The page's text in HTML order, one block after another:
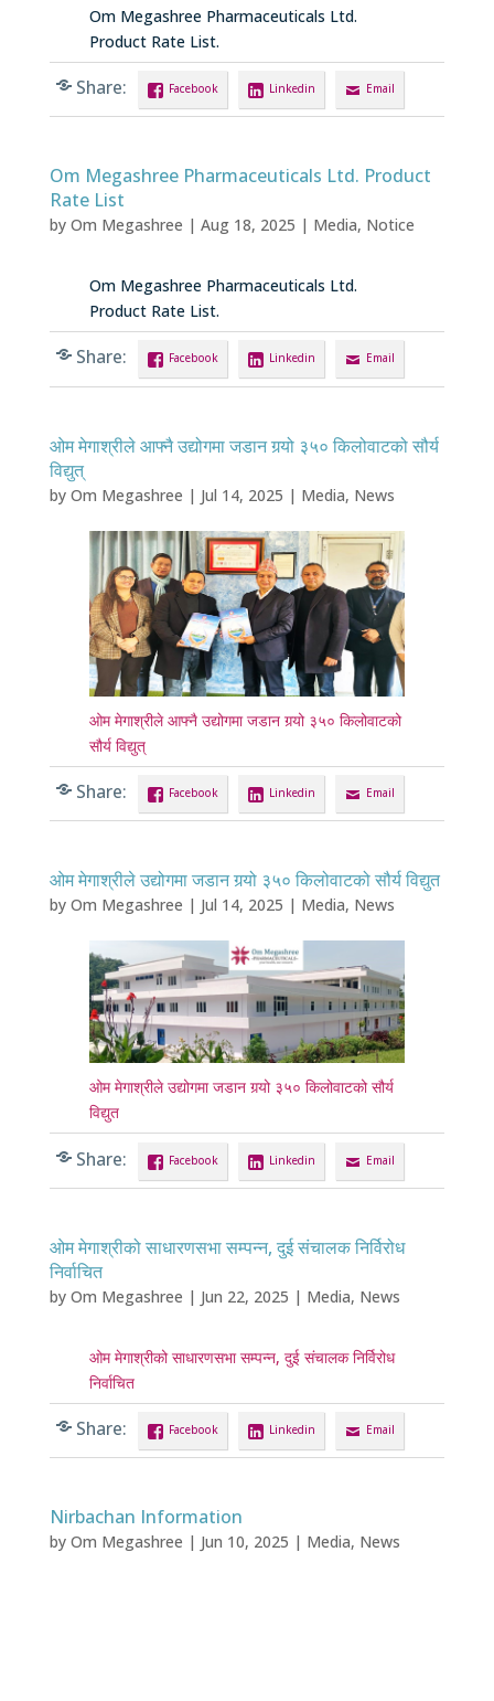
Om Megashree Pharmaceuticals Ltd.
Product Rate List.
Share: Facebook Linkedin Email
Om Megashree Pharmaceuticals Ltd. Product
Rate List
by Om Megashree | Aug 18, 2025 | Media, Notice
Om Megashree Pharmaceuticals Ltd.
Product Rate List.
Share: Facebook Linkedin Email
ओम मेगाश्रीले आफ्नै उद्योगमा जडान गर्‍यो ३५० किलोवाटको सौर्य
विद्युत्
by Om Megashree | Jul 14, 2025 | Media, News
ओम मेगाश्रीले आफ्नै उद्योगमा जडान गर्‍यो ३५० किलोवाटको
सौर्य विद्युत्
Share: Facebook Linkedin Email
ओम मेगाश्रीले उद्योगमा जडान गर्‍यो ३५० किलोवाटको सौर्य विद्युत
by Om Megashree | Jul 14, 2025 | Media, News
ओम मेगाश्रीले उद्योगमा जडान गर्‍यो ३५० किलोवाटको सौर्य
विद्युत
Share: Facebook Linkedin Email
ओम मेगाश्रीको साधारणसभा सम्पन्न, दुई संचालक निर्विरोध
निर्वाचित
by Om Megashree | Jun 22, 2025 | Media, News
ओम मेगाश्रीको साधारणसभा सम्पन्न, दुई संचालक निर्विरोध
निर्वाचित
Share: Facebook Linkedin Email
Nirbachan Information
by Om Megashree | Jun 10, 2025 | Media, News